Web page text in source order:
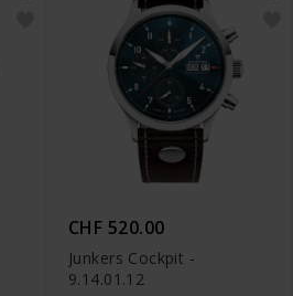
CHF 520.00
Junkers Cockpit -
9.14.01.12